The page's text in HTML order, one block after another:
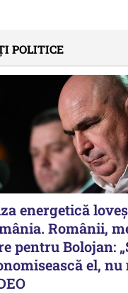
POLITICE
energetică
Românii,
pentru Bolojan:
el, nu